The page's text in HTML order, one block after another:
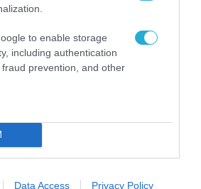
to enable storage
including authentication
prevention, and other
Data Access Privacy Policy